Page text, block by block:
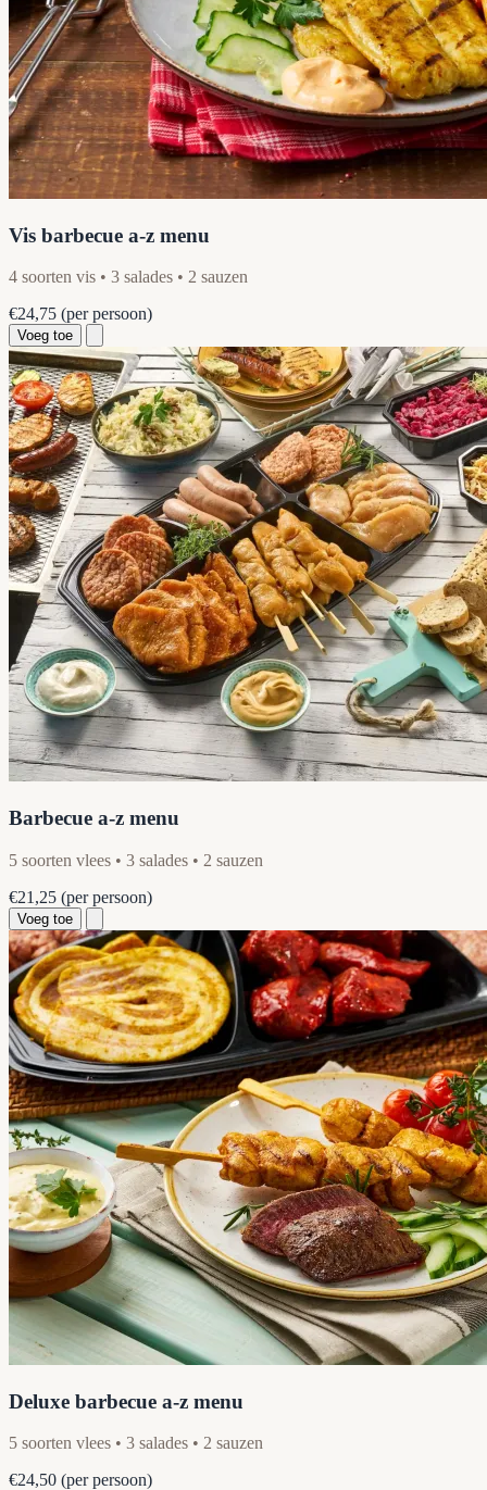
Vis barbecue a-z menu
4 soorten vis • 3 salades • 2 sauzen
€24,75 (per persoon)
Voeg toe
Barbecue a-z menu
5 soorten vlees • 3 salades • 2 sauzen
€21,25 (per persoon)
Voeg toe
Deluxe barbecue a-z menu
5 soorten vlees • 3 salades • 2 sauzen
€24,50 (per persoon)